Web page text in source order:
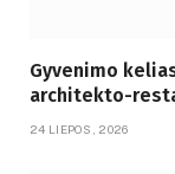
Gyvenimo
architekto-
24 LIEPOS, 2026